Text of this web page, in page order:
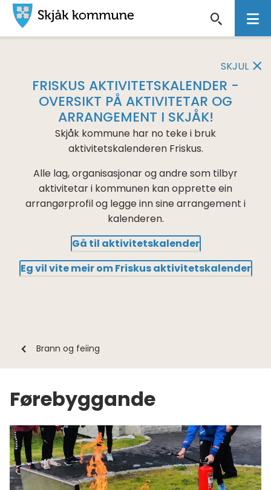
Skjåk
FRISKUS AKTIVITETSKALENDER -
OVERSIKT PÅ AKTIVITETAR OG
ARRANGEMENT I SKJÅK!
Skjåk kommune har no teke i bruk
aktivitetskalenderen Friskus.
Alle lag, organisasjonar og andre som tilbyr
aktivitetar i kommunen kan opprette ein
arrangørprofil og legge inn sine arrangement i
kalenderen.
Gå til aktivitetskalender
Eg vil vite meir om Friskus aktivitetskalender
SKJUL
Du
Brann og feiing
Førebyggande